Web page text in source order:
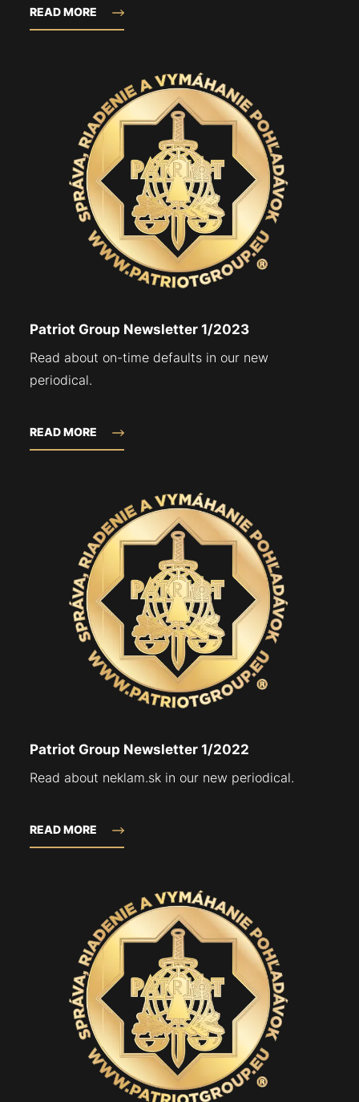
READ MORE
Patriot Group Newsletter 1/2023
Read about on-time defaults in our new
periodical.
READ MORE
Patriot Group Newsletter 1/2022
Read about neklam.sk in our new periodical.
READ MORE